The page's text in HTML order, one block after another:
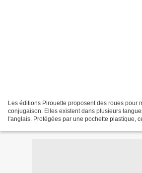
Les éditions Pirouette proposent des roues pour
conjugaison. Elles existent dans plusieurs
l'anglais. Protégées par une pochette plastique,